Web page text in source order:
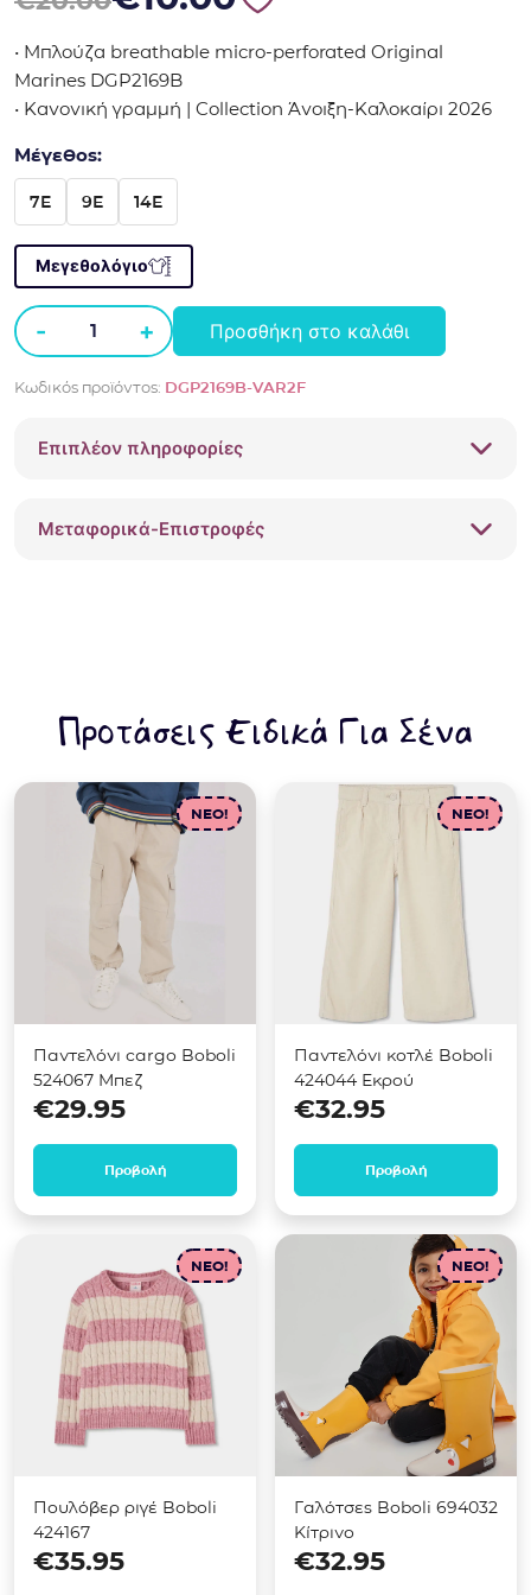
• Μπλούζα breathable micro-perforated Original
Marines DGP2169B
• Κανονική γραμμή | Collection Άνοιξη-Καλοκαίρι 2026
Μέγεθος:
7E 9E 14E
Μεγεθολόγιο
-
Μπλούζα
micro-
Original
ποσότητα
+ Προσθήκη στο καλάθι
Κωδικός προϊόντος: DGP2169B-VAR2F
Επιπλέον πληροφορίες
Μεταφορικά-Επιστροφές
Προτάσεις Ειδικά Για Σένα
NEO!
Παντελόνι cargo Boboli
524067 Μπεζ
€29.95
Προβολή
NEO!
Παντελόνι κοτλέ Boboli
424044 Εκρού
€32.95
Προβολή
NEO!
Πουλόβερ ριγέ Boboli
424167
€35.95
NEO!
Γαλότσες Boboli 694032
Κίτρινο
€32.95